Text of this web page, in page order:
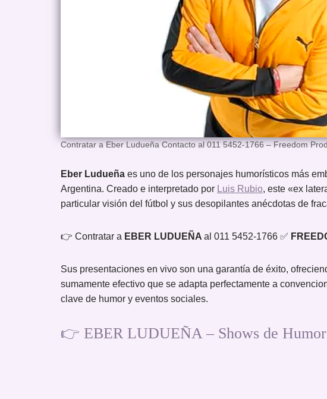
Contratar a Eber Ludueña Contacto al 011 5452-1766 – Freedom
Eber Ludueña es uno de los personajes humorísticos más
Argentina. Creado e interpretado por Luis Rubio, este «ex
particular visión del fútbol y sus desopilantes anécdotas de
👉 Contratar a EBER LUDUEÑA al 011 5452-1766 ✅
Sus presentaciones en vivo son una garantía de éxito,
sumamente efectivo que se adapta perfectamente a
clave de humor y eventos sociales.
👉 EBER LUDUEÑA – Shows de